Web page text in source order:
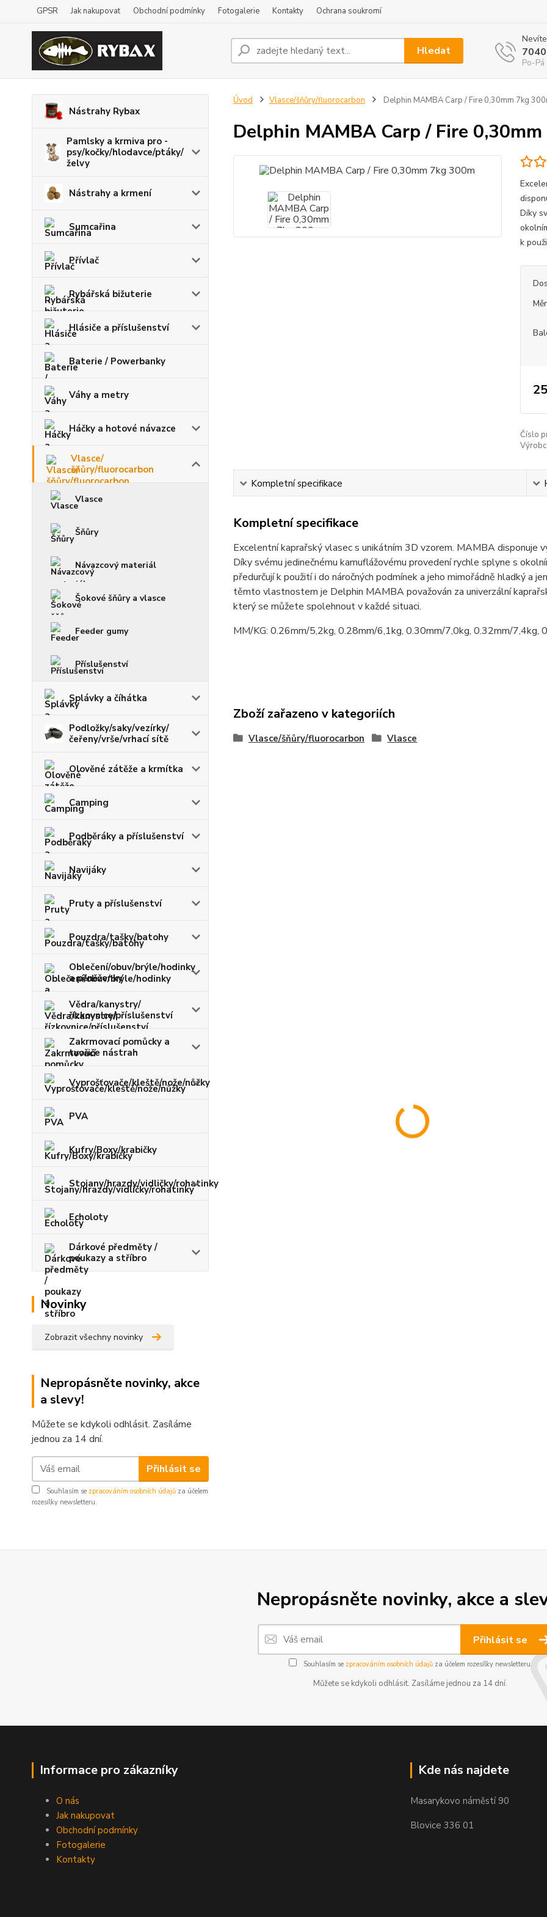
GPSR Jak nakupovat Obchodní podmínky Fotogalerie Kontakty Ochrana soukromí
Hledat
Po-
Nástrahy Rybax
Pamlsky a krmiva pro -
psy/kočky/hlodavce/ptáky/
želvy
Nástrahy a krmení
Sumcařina
Přívlač
Rybářská bižuterie
Hlásiče a příslušenství
Baterie / Powerbanky
Váhy a metry
Háčky a hotové návazce
Vlasce/
šňůry/fluorocarbon
Vlasce
Šňůry
Návazcový materiál
Šokové šňůry a vlasce
Feeder gumy
Příslušenství
Splávky a číhátka
Podložky/saky/vezírky/
čeřeny/vrše/vrhací sítě
Olověné zátěže a krmítka
Camping
Podběráky a příslušenství
Navijáky
Pruty a příslušenství
Pouzdra/tašky/batohy
Oblečení/obuv/brýle/hodinky
a pěněženky
Vědra/kanystry/
řízkovnice/příslušenství
Zakrmovací pomůcky a
tvořiče nástrah
Vyprošťovače/kleště/nože/nůžky
PVA
Kufry/Boxy/krabičky
Stojany/hrazdy/vidličky/rohatinky
Echoloty
Dárkové předměty /
poukazy a stříbro
Novinky
Zobrazit všechny novinky
Nepropásněte novinky, akce
a slevy!
Můžete se kdykoli odhlásit. Zasíláme
jednou za 14 dní.
Přihlásit se
Souhlasím se zpracováním osobních údajů za účelem
rozesílky newsletteru.
Úvod Vlasce/šňůry/fluorocarbon Delphin MAMBA Carp / Fire 0,30mm 7kg
Delphin MAMBA Carp / Fire
Díky
k
Číslo
Kompletní specifikace
Kompletní specifikace
Excelentní kaprařský vlasec s unikátním 3D vzorem. MAMBA disponuje
Díky svému jedinečnému kamuflážovému provedení rychle splyne s
předurčují k použití i do náročných podmínek a jeho mimořádně hladký a
těmto vlastnostem je Delphin MAMBA považován za univerzální
který se můžete spolehnout v každé situaci.
MM/KG: 0.26mm/5,2kg, 0.28mm/6,1kg, 0.30mm/7,0kg, 0.32mm/7,4kg,
Zboží zařazeno v kategoriích
Vlasce/šňůry/fluorocarbon Vlasce
Nepropásněte novinky, akce a
Přihlásit se
Souhlasím se zpracováním osobních údajůza účelem rozesílky newsletteru.
Můžete se kdykoli odhlásit. Zasíláme jednou za 14 dní.
Informace pro zákazníky
O nás
Jak nakupovat
Obchodní podmínky
Fotogalerie
Kontakty
Kde nás najdete
Masarykovo náměstí 90
Blovice 336 01